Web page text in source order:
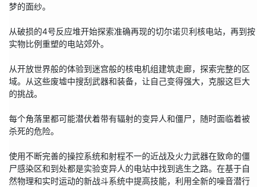
梦的面纱。
从破损的4号反应堆开始探索准确再现的切尔诺贝利核电站，再到按
实物比例重塑的电站郊外。
从开放世界般的体验到迷宫般的核电机组建筑走廊，探索完整的区
域。从这些废墟中搜刮武器和装备，让自己变得强大，克服这巨大
的挑战。
每个角落里都可能潜伏着带有辐射的变异人和僵尸，随时面临着被
杀死的危险。
使用不断完善的操控系统和射程不一的近战及火力武器在致命的僵
尸感染区和到处都是实验变异人的电站中找到逃生之路。在基于自
然物理和实时运动的新战斗系统中提高技能，利用全新的噪音潜行